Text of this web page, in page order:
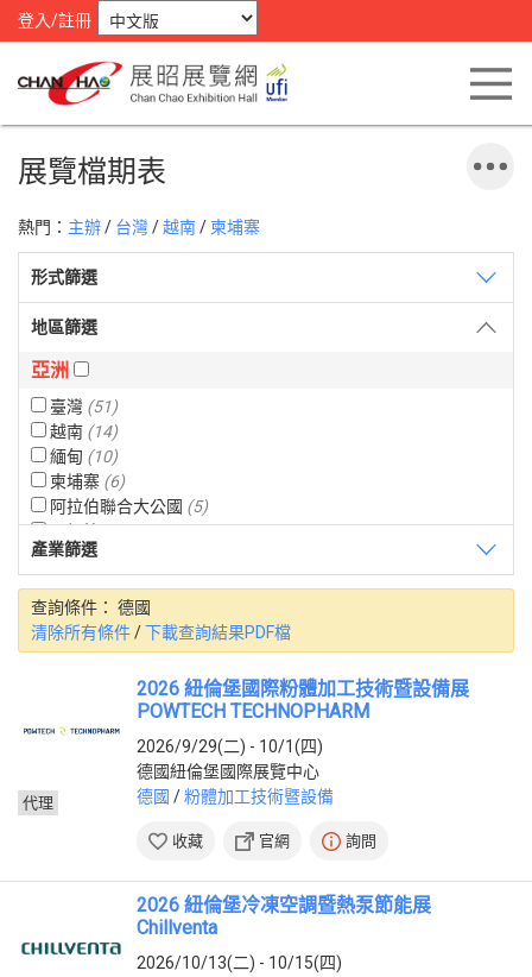
登入/註冊
展覽檔期表
熱門： 主辦/ 台灣/越南/ 柬埔寨
形式篩選
地區篩選
亞洲
臺灣 (51)
越南 (14)
緬甸 (10)
柬埔寨 (6)
阿拉伯聯合大公國 (5)
孟加拉(4)
土耳其
巴基斯坦(3)
印度(3)
中國(2)
泰國(2)
沙烏地阿拉伯
(1)
美洲
巴西(1)
歐洲
產業篩選
查詢條件： 德國
清除所有條件/下載查詢結果PDF檔
代理
2026 紐倫堡國際粉體加工技術暨設備展
POWTECH TECHNOPHARM
2026/9/29(二) - 10/1(四)
德國紐倫堡國際展覽中心
德國 /粉體加工技術暨設備
收藏 官網 詢問
2026 紐倫堡冷凍空調暨熱泵節能展
Chillventa
2026/10/13(二) - 10/15(四)